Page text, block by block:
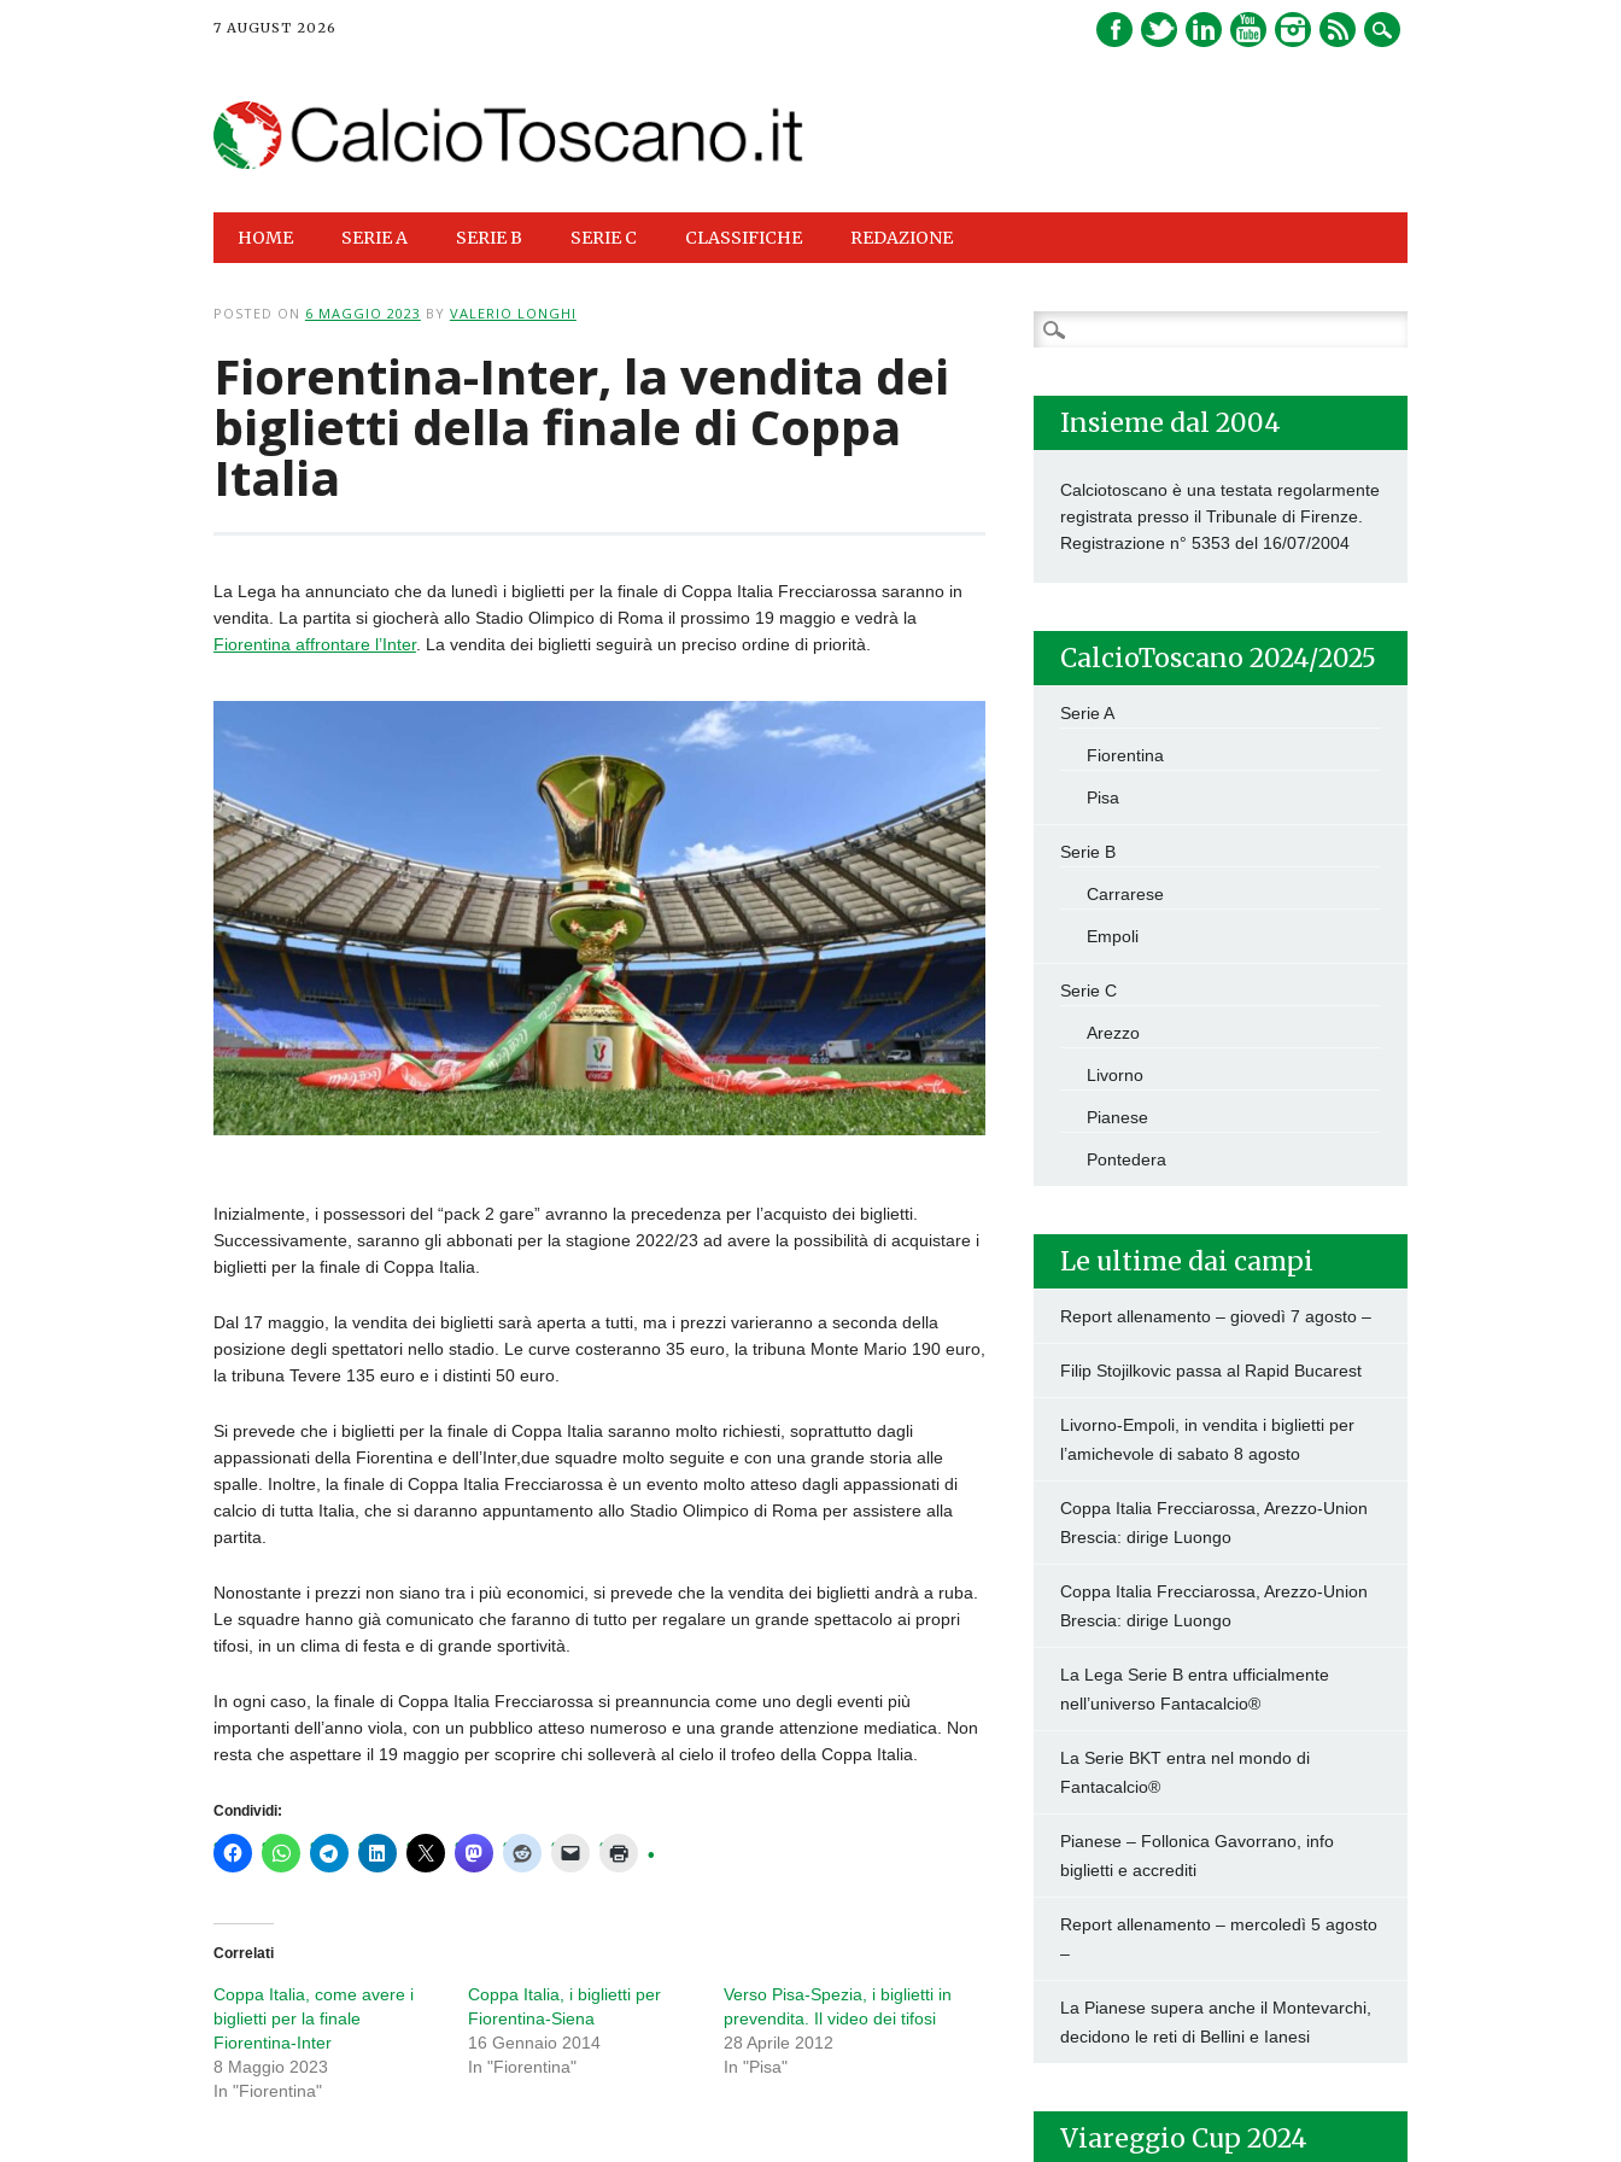
7 AUGUST 2026
Main menu
HOME SERIE A SERIE B SERIE C CLASSIFICHE REDAZIONE
POSTED ON 6 MAGGIO 2023 BY VALERIO LONGHI
Fiorentina-Inter, la vendita dei
biglietti della finale di Coppa
Italia
La Lega ha annunciato che da lunedì i biglietti per la finale di Coppa Italia Frecciarossa saranno in
vendita. La partita si giocherà allo Stadio Olimpico di Roma il prossimo 19 maggio e vedrà la
Fiorentina affrontare l’Inter. La vendita dei biglietti seguirà un preciso ordine di priorità.
Inizialmente, i possessori del “pack 2 gare” avranno la precedenza per l’acquisto dei biglietti.
Successivamente, saranno gli abbonati per la stagione 2022/23 ad avere la possibilità di acquistare i
biglietti per la finale di Coppa Italia.
Dal 17 maggio, la vendita dei biglietti sarà aperta a tutti, ma i prezzi varieranno a seconda della
posizione degli spettatori nello stadio. Le curve costeranno 35 euro, la tribuna Monte Mario 190 euro,
la tribuna Tevere 135 euro e i distinti 50 euro.
Si prevede che i biglietti per la finale di Coppa Italia saranno molto richiesti, soprattutto dagli
appassionati della Fiorentina e dell’Inter,due squadre molto seguite e con una grande storia alle
spalle. Inoltre, la finale di Coppa Italia Frecciarossa è un evento molto atteso dagli appassionati di
calcio di tutta Italia, che si daranno appuntamento allo Stadio Olimpico di Roma per assistere alla
partita.
Nonostante i prezzi non siano tra i più economici, si prevede che la vendita dei biglietti andrà a ruba.
Le squadre hanno già comunicato che faranno di tutto per regalare un grande spettacolo ai propri
tifosi, in un clima di festa e di grande sportività.
In ogni caso, la finale di Coppa Italia Frecciarossa si preannuncia come uno degli eventi più
importanti dell’anno viola, con un pubblico atteso numeroso e una grande attenzione mediatica. Non
resta che aspettare il 19 maggio per scoprire chi solleverà al cielo il trofeo della Coppa Italia.
Condividi:
Correlati
Coppa Italia, come avere i
biglietti per la finale
Fiorentina-Inter
8 Maggio 2023
In "Fiorentina"
Coppa Italia, i biglietti per
Fiorentina-Siena
16 Gennaio 2014
In "Fiorentina"
Verso Pisa-Spezia, i biglietti in
prevendita. Il video dei tifosi
28 Aprile 2012
In "Pisa"
Ricerca
per:
Insieme dal 2004
Calciotoscano è una testata regolarmente
registrata presso il Tribunale di Firenze.
Registrazione n° 5353 del 16/07/2004
CalcioToscano 2024/2025
Serie A
Fiorentina
Pisa
Serie B
Carrarese
Empoli
Serie C
Arezzo
Livorno
Pianese
Pontedera
Le ultime dai campi
Report allenamento – giovedì 7 agosto –
Filip Stojilkovic passa al Rapid Bucarest
Livorno-Empoli, in vendita i biglietti per
l’amichevole di sabato 8 agosto
Coppa Italia Frecciarossa, Arezzo-Union
Brescia: dirige Luongo
Coppa Italia Frecciarossa, Arezzo-Union
Brescia: dirige Luongo
La Lega Serie B entra ufficialmente
nell’universo Fantacalcio®
La Serie BKT entra nel mondo di
Fantacalcio®
Pianese – Follonica Gavorrano, info
biglietti e accrediti
Report allenamento – mercoledì 5 agosto
–
La Pianese supera anche il Montevarchi,
decidono le reti di Bellini e Ianesi
Viareggio Cup 2024